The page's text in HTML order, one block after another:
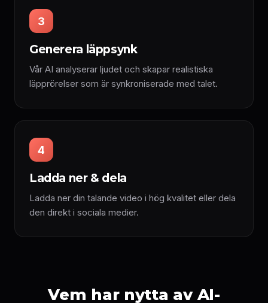
3
Generera läppsynk
Vår AI analyserar ljudet och skapar realistiska
läpprörelser som är synkroniserade med talet.
4
Ladda ner & dela
Ladda ner din talande video i hög kvalitet eller dela
den direkt i sociala medier.
Vem har nytta av AI-